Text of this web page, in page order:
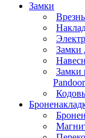
Замки
Замки
Замки
Раndoor